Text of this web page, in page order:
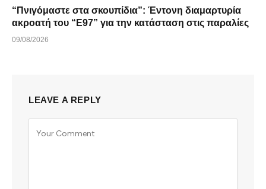
“Πνιγόμαστε στα σκουπίδια”: Έντονη διαμαρτυρία
ακροατή του “Ε97” για την κατάσταση στις παραλίες
09/08/2026
LEAVE A REPLY